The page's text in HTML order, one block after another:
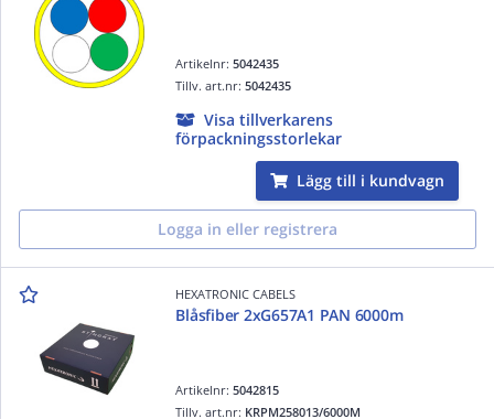
Artikelnr:5042435
Tillv. art.nr:5042435
Visa tillverkarens
förpackningsstorlekar
Lägg till i kundvagn
Logga in eller registrera
HEXATRONIC CABELS
Blåsfiber 2xG657A1 PAN 6000m
Artikelnr:5042815
Tillv. art.nr: KRPM258013/6000M